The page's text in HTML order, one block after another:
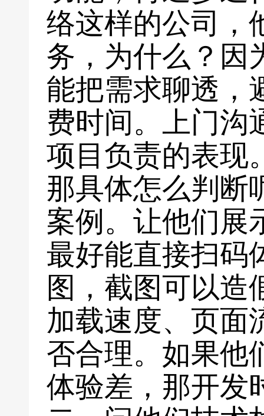
络这样的公司，
务，为什么？因
能把需求聊透，
费时间。上门沟
项目负责的表现
那具体怎么判断
案例。让他们展
最好能直接扫码
图，截图可以造
加载速度、页面
否合理。如果他
体验差，那开发